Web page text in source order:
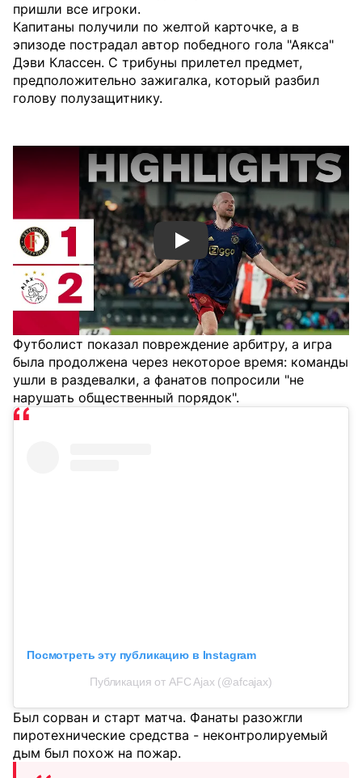
пришли все игроки.
Капитаны получили по желтой карточке, а в
эпизоде пострадал автор победного гола "Аякса"
Дэви Классен. С трибуны прилетел предмет,
предположительно зажигалка, который разбил
голову полузащитнику.
Смотреть видео YouTube
Футболист показал повреждение арбитру, а игра
была продолжена через некоторое время: команды
ушли в раздевалки, а фанатов попросили "не
нарушать общественный порядок".
Посмотреть эту публикацию в Instagram
Публикация от AFC Ajax (@afcajax)
Был сорван и старт матча. Фанаты разожгли
пиротехнические средства - неконтролируемый
дым был похож на пожар.